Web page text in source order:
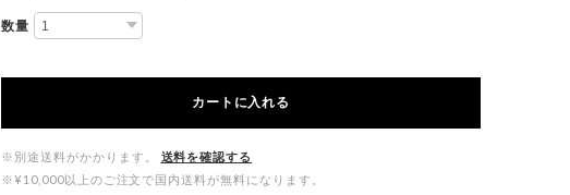
数量
カートに入れる
※別途送料がかかります。
送料を確認する
※¥10,000以上のご注文で国内送料が無料になります。